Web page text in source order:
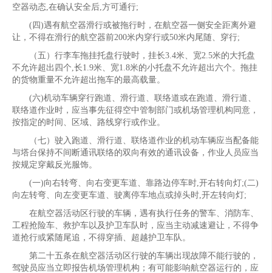
空器动态,在确认安全后,方可通行;
(四)遇有航空器滑行或被拖行时，在航空器一侧安全距离外避
让，不得在滑行的航空器前200米内穿行或50米内尾随、穿行;
（五）行李车拖挂托盘行驶时，挂长3.4米、宽2.5米的大托盘
不允许超出四个,长1.9米、宽1.8米的小托盘不允许超出六个。拖挂
的货物重量不允许超出拖车的最高载量。
(六)机动车辆穿行跑道、滑行道、联络道或在跑道、滑行道、
联络道作业时，应当事先征得空中管制部门或机场管理机构同意，
按指定的时间、区域、路线穿行或作业。
（七）驶入跑道、滑行道、联络道作业的机动车辆应当配备能
与塔台保持不间断通讯联络的双向有效的通讯设备，作业人员应当
按规定穿戴反光服饰。
(一)向右转弯、向右变更车道、靠路边停车时,开右转向灯;(二)
向左转弯、向左变更车道、驶离停车地点或掉头时,开左转向灯;
在航空器活动区行驶的车辆，遇有执行任务的警车、消防车、
工程抢险车、救护车以及护卫车队时，应当主动减速避让，不得争
道抢行或紧随尾追，不得穿插、超越护卫车队。
第二十五条在航空器活动区行驶的车辆出现故障不能行驶的，
驾驶员应当立即报告机场管理机构；有可能影响航空器运行的，应